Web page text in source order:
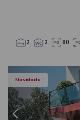
2 2 80
Novidade